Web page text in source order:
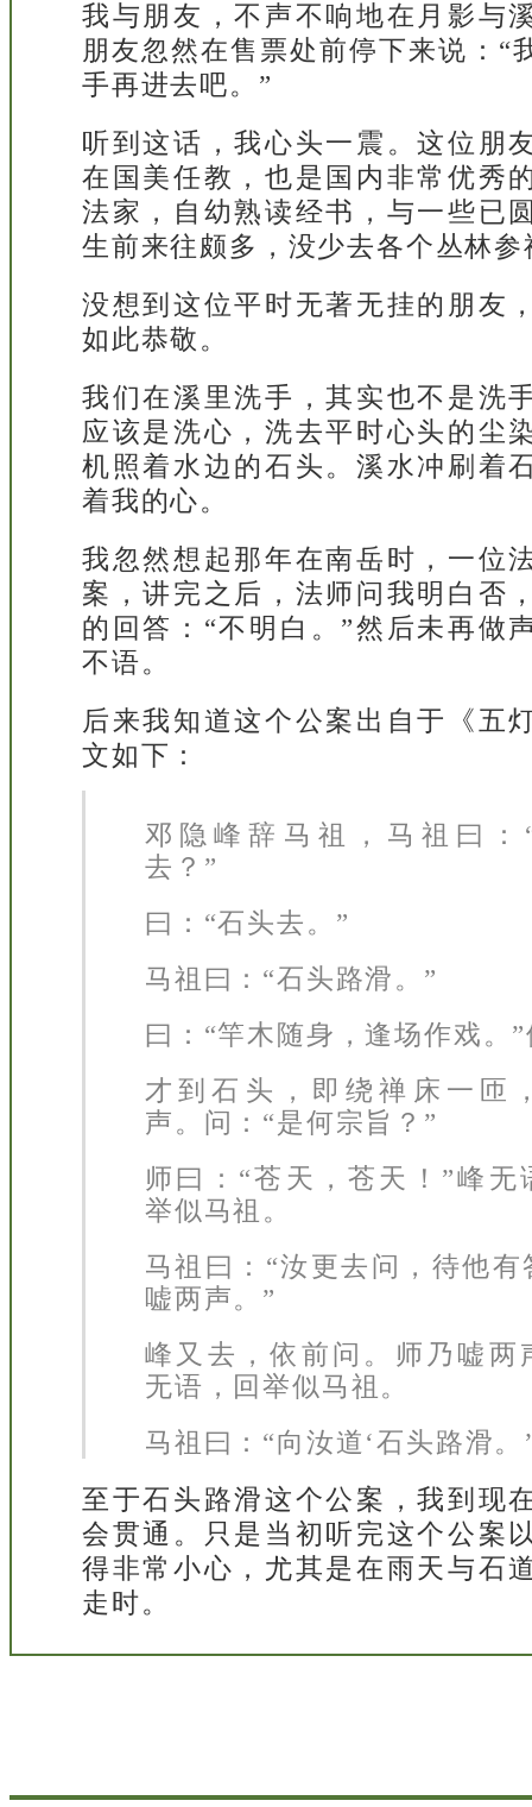
我与朋友，不声不响地在月影与
朋友忽然在售票处前停下来说：“
手再进去吧。”
听到这话，我心头一震。这位朋
在国美任教，也是国内非常优秀
法家，自幼熟读经书，与一些已
生前来往颇多，没少去各个丛林
没想到这位平时无著无挂的朋友
如此恭敬。
我们在溪里洗手，其实也不是洗
应该是洗心，洗去平时心头的尘
机照着水边的石头。溪水冲刷着
着我的心。
我忽然想起那年在南岳时，一位
案，讲完之后，法师问我明白否
的回答：“不明白。”然后未再做
不语。
后来我知道这个公案出自于《五
文如下：
邓隐峰辞马祖，马祖曰：
去？”
曰：“石头去。”
马祖曰：“石头路滑。”
曰：“竿木随身，逢场作戏。
才到石头，即绕禅床一匝
声。问：“是何宗旨？”
师曰：“苍天，苍天！”峰无
举似马祖。
马祖曰：“汝更去问，待他有
嘘两声。”
峰又去，依前问。师乃嘘两
无语，回举似马祖。
马祖曰：“向汝道‘石头路滑。
至于石头路滑这个公案，我到现
会贯通。只是当初听完这个公案
得非常小心，尤其是在雨天与石
走时。